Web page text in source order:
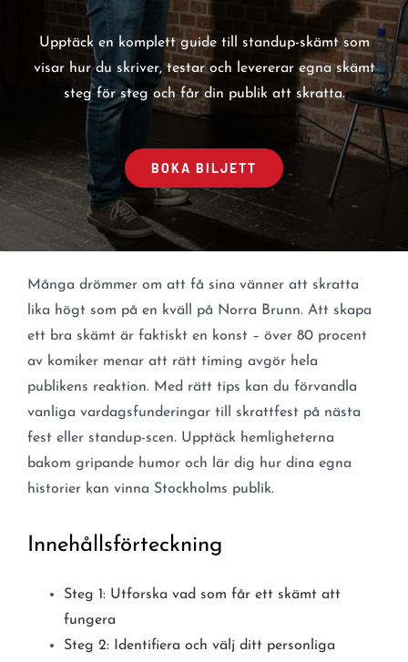
Upptäck en komplett guide till standup-skämt som
visar hur du skriver, testar och levererar egna skämt
steg för steg och får din publik att skratta.
BOKA BILJETT
Många drömmer om att få sina vänner att skratta
lika högt som på en kväll på Norra Brunn. Att skapa
ett bra skämt är faktiskt en konst – över 80 procent
av komiker menar att rätt timing avgör hela
publikens reaktion. Med rätt tips kan du förvandla
vanliga vardagsfunderingar till skrattfest på nästa
fest eller standup-scen. Upptäck hemligheterna
bakom gripande humor och lär dig hur dina egna
historier kan vinna Stockholms publik.
Innehållsförteckning
Steg 1: Utforska vad som får ett skämt att
fungera
Steg 2: Identifiera och välj ditt personliga